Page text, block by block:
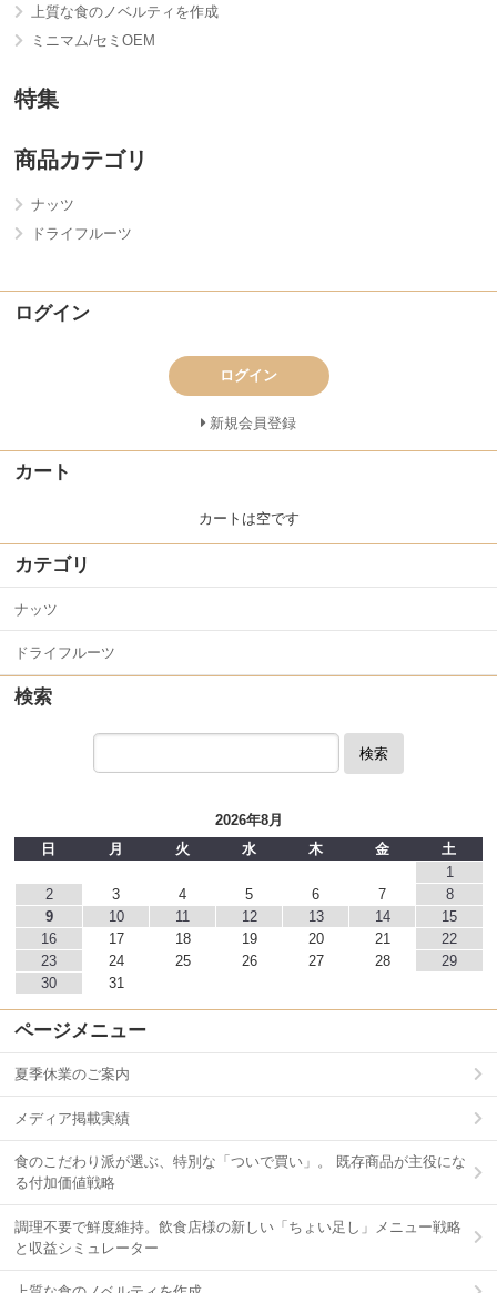
上質な食のノベルティを作成
ミニマム/セミOEM
特集
商品カテゴリ
ナッツ
ドライフルーツ
ログイン
ログイン
新規会員登録
カート
カートは空です
カテゴリ
ナッツ
ドライフルーツ
検索
検索
2026年8月
日
月 火 水 木 金
土
1
2
3 4 5 6 7
8
9
10 11 12 13 14
15
16
17 18 19 20 21
22
23
24 25 26 27 28
29
30
31
ページメニュー
夏季休業のご案内
メディア掲載実績
食のこだわり派が選ぶ、特別な「ついで買い」。 既存商品が主役にな
る付加価値戦略
調理不要で鮮度維持。飲食店様の新しい「ちょい足し」メニュー戦略
と収益シミュレーター